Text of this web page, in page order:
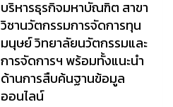
บริหารธุรกิจมหาบัณฑิต สาขา
วิชานวัตกรรมการจัดการทุน
มนุษย์ วิทยาลัยนวัตกรรมและ
การจัดการฯ พร้อมทั้งแนะนำ
ด้านการสืบค้นฐานข้อมูล
ออนไลน์